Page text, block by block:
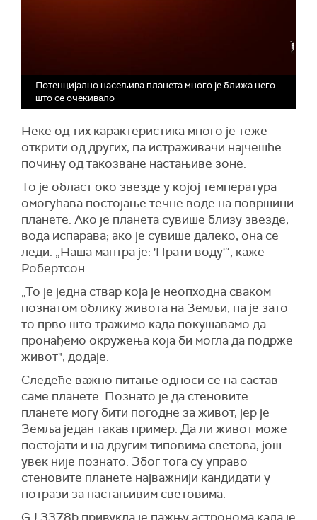
Потенцијално насељива планета много је ближа него
што се очекивало
Неке од тих карактеристика много је теже
открити од других, па истраживачи најчешће
почињу од такозване настањиве зоне.
То је област око звезде у којој температура
омогућава постојање течне воде на површини
планете. Ако је планета сувише близу звезде,
вода испарава; ако је сувише далеко, она се
леди. „Наша мантра је: 'Прати воду'“, каже
Робертсон.
„То је једна ствар која је неопходна сваком
познатом облику живота на Земљи, па је зато
то прво што тражимо када покушавамо да
пронађемо окружења која би могла да подрже
живот", додаје.
Следеће важно питање односи се на састав
саме планете. Познато је да стеновите
планете могу бити погодне за живот, јер је
Земља један такав пример. Да ли живот може
постојати и на другим типовима светова, још
увек није познато. Због тога су управо
стеновите планете најважнији кандидати у
потрази за настањивим световима.